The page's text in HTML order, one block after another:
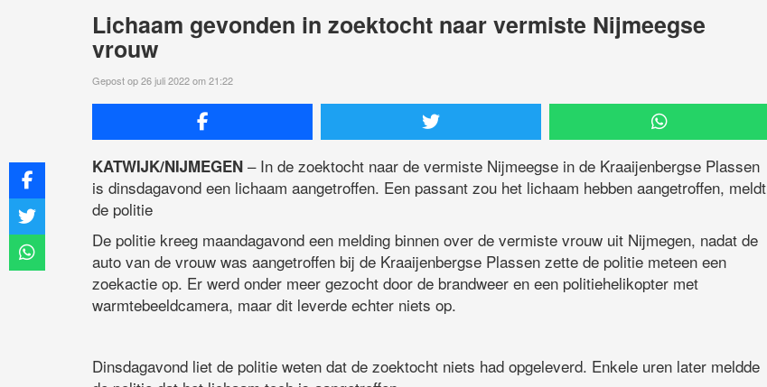
Lichaam gevonden in zoektocht naar vermiste Nijmeegse
vrouw
Gepost op 26 juli 2022 om 21:22
KATWIJK/NIJMEGEN – In de zoektocht naar de vermiste Nijmeegse in de Kraaijenbergse Plassen
is dinsdagavond een lichaam aangetroffen. Een passant zou het lichaam hebben aangetroffen, meldt
de politie
De politie kreeg maandagavond een melding binnen over de vermiste vrouw uit Nijmegen, nadat de
auto van de vrouw was aangetroffen bij de Kraaijenbergse Plassen zette de politie meteen een
zoekactie op. Er werd onder meer gezocht door de brandweer en een politiehelikopter met
warmtebeeldcamera, maar dit leverde echter niets op.
Dinsdagavond liet de politie weten dat de zoektocht niets had opgeleverd. Enkele uren later meldde